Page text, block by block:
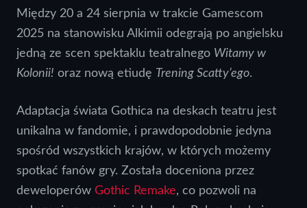
Między 20 a 24 sierpnia w trakcie Gamescom
2025 na stanowisku Alkimii odegrają po angielsku
jedną ze scen spektaklu teatralnego Witamy w
Kolonii! oraz nową etiudę Trening Scatty’ego.
Adaptacja świata Gothica na deskach teatru jest
unikalna w fandomie, i prawdopodobnie jedyna
spośród wszystkich krajów, w których możemy
spotkać fanów gry. Została doceniona przez
deweloperów Gothic Remake, co pozwoli na